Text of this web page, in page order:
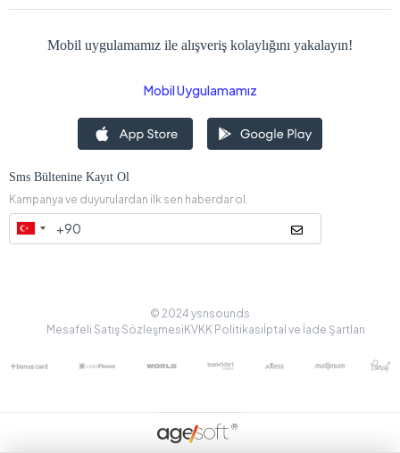
Mobil uygulamamız ile alışveriş kolaylığını yakalayın!
Mobil Uygulamamız
Sms Bültenine Kayıt Ol
Kampanya ve duyurulardan ilk sen haberdar ol.
© 2024 ysnsounds
Mesafeli Satış Sözleşmesi KVKK Politikasıİptal ve İade Şartları